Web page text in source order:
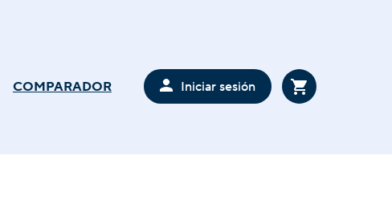
COMPARADOR Iniciar sesión